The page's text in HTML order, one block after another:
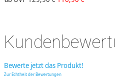
Bewerte jetzt das Produkt!
Zur Echtheit der Bewertungen